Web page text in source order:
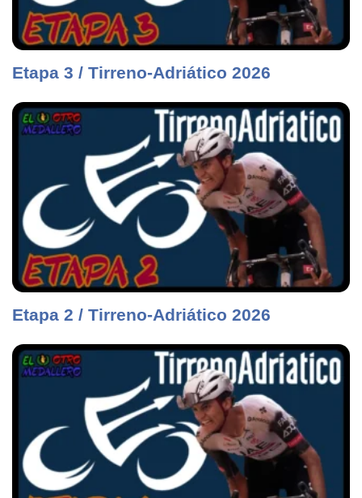
Etapa 3 / Tirreno-Adriático 2026
Etapa 2 / Tirreno-Adriático 2026